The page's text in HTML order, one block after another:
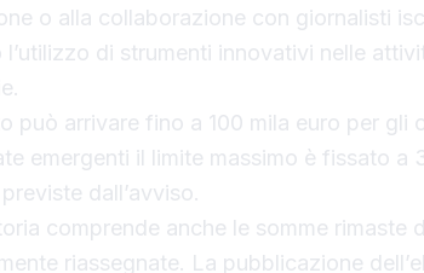
o alla collaborazione con giornalisti
l’utilizzo di strumenti innovativi nelle
può arrivare fino a 100 mila euro per gli
emergenti il limite massimo è fissato a
dall’avviso.
comprende anche le somme rimaste
riassegnate. La pubblicazione